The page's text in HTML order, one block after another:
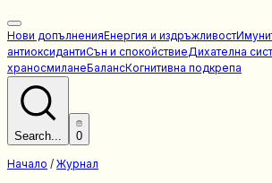
Нови допълненияЕнергия и издръжливост
антиоксидантиСън и спокойствиеДихателна
храносмиланеБалансКогнитивна подкрепа
Search... 0
Начало / Журнал